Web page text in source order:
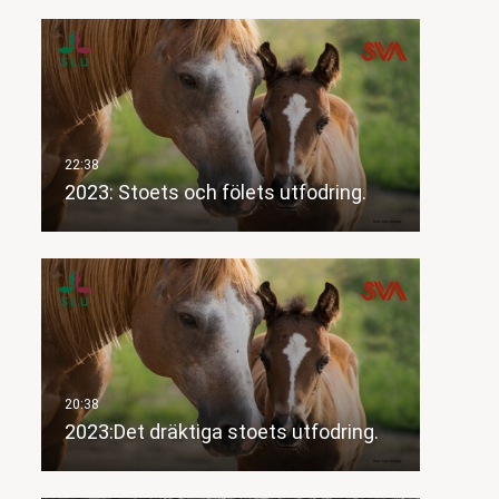
2023: Stoets och fölets utfodring.
2023:Det dräktiga stoets utfodring.